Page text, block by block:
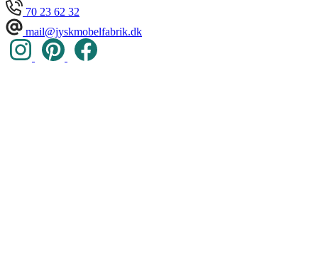
70 23 62 32
mail@jyskmobelfabrik.dk